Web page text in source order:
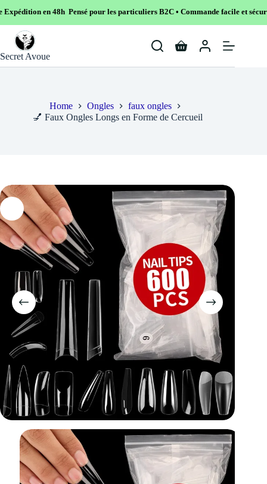
Pensé pour les particuliers B2C • Commande facile et sécurisé
content
Secret Avoue
Shopping
Home Ongles
faux ongles
💅 Faux Ongles Longs en Forme de Cercueil